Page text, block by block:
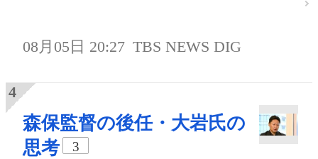
08月05日 20:27 TBS NEWS DIG
森保監督の後任・大岩氏の
思考
3